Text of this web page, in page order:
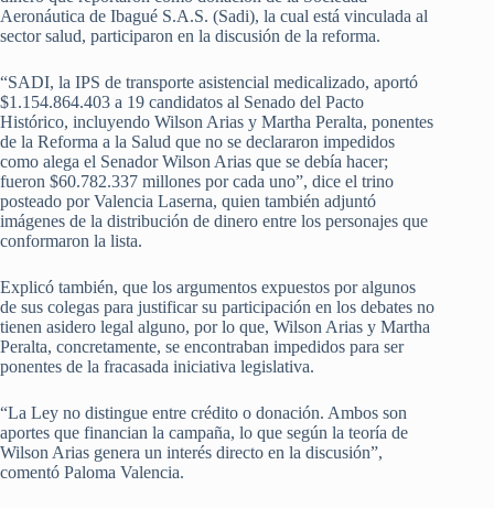
Aeronáutica de Ibagué S.A.S. (Sadi), la cual está vinculada al
sector salud, participaron en la discusión de la reforma.
“SADI, la IPS de transporte asistencial medicalizado, aportó
$1.154.864.403 a 19 candidatos al Senado del Pacto
Histórico, incluyendo Wilson Arias y Martha Peralta, ponentes
de la Reforma a la Salud que no se declararon impedidos
como alega el Senador Wilson Arias que se debía hacer;
fueron $60.782.337 millones por cada uno”, dice el trino
posteado por Valencia Laserna, quien también adjuntó
imágenes de la distribución de dinero entre los personajes que
conformaron la lista.
Explicó también, que los argumentos expuestos por algunos
de sus colegas para justificar su participación en los debates no
tienen asidero legal alguno, por lo que, Wilson Arias y Martha
Peralta, concretamente, se encontraban impedidos para ser
ponentes de la fracasada iniciativa legislativa.
“La Ley no distingue entre crédito o donación. Ambos son
aportes que financian la campaña, lo que según la teoría de
Wilson Arias genera un interés directo en la discusión”,
comentó Paloma Valencia.